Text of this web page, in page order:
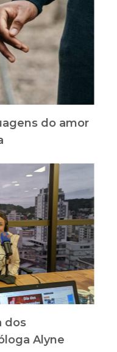
do amor
dos
Alyne